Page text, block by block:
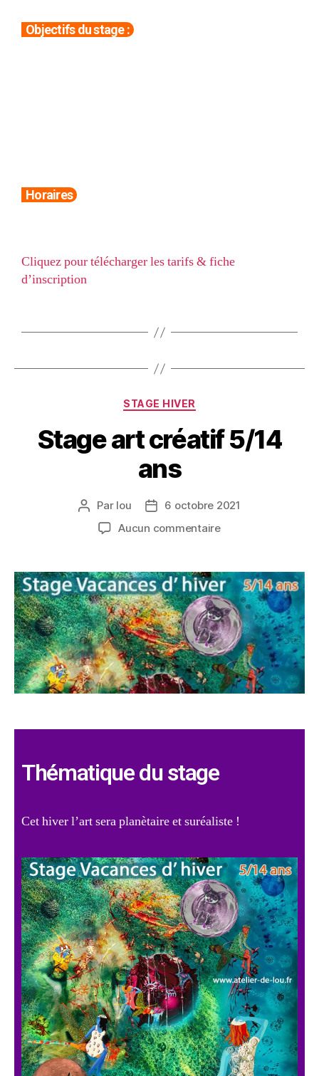
Objectifs du stage :
Horaires
Cliquez pour télécharger les tarifs & fiche
d’inscription
STAGE HIVER
Stage art créatif 5/14
ans
Par lou
6 octobre 2021
Aucun commentaire
Thématique du stage
Cet hiver l’art sera planètaire et suréaliste !